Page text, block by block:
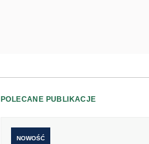
POLECANE PUBLIKACJE
NOWOŚĆ